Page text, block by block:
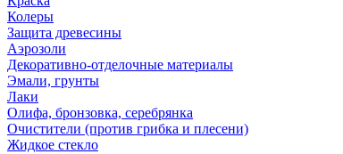
Колеры
Защита древесины
Аэрозоли
Декоративно-отделочные материалы
Эмали, грунты
Лаки
Олифа, бронзовка, серебрянка
Очистители (против грибка и плесени)
Жидкое стекло